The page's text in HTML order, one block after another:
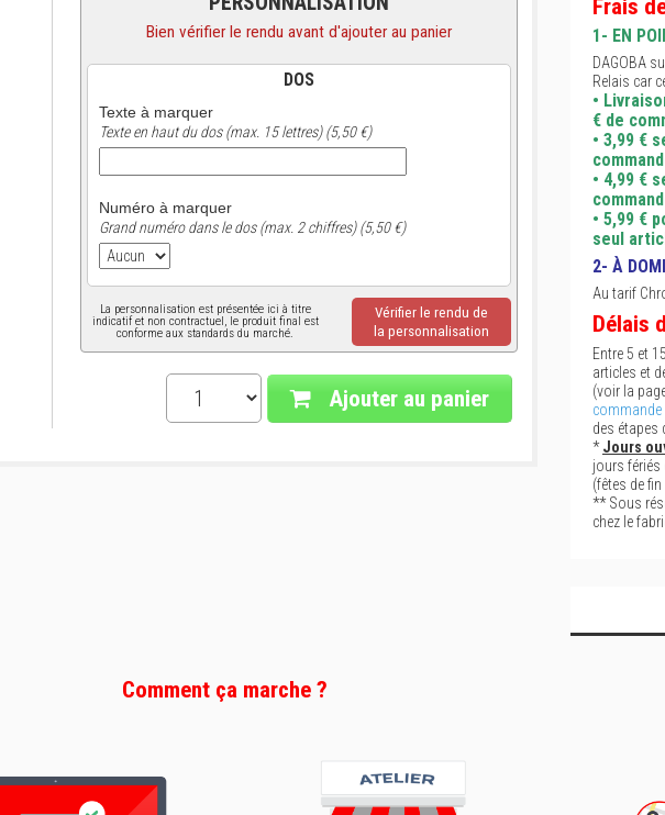
Bien vérifier le rendu avant d'ajouter au panier
DOS
Texte à marquer
Texte en haut du dos (max. 15 lettres) (5,50 €)
Numéro à marquer
Grand numéro dans le dos (max. 2 chiffres) (5,50 €)
La personnalisation est présentée ici à titre
indicatif et non contractuel, le produit final est
conforme aux standards du marché.
Vérifier le rendu de
la personnalisation
Ajouter au panier
Frais
1- EN
DAGOBA
Relais car
•
€ de
• 3,99 €
• 4,99 €
• 5,99 €
seul
2- À
Au tarif
Délais
Entre 5 et
articles et
(voir la
commande
des étapes
*Jours
jours fériés
(fêtes de fin
** Sous
chez le
Comment ça marche ?